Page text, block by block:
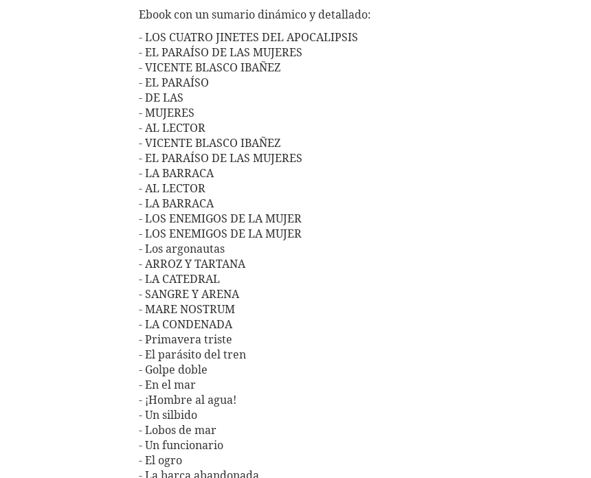
Ebook con un sumario dinámico y detallado:
- LOS CUATRO JINETES DEL APOCALIPSIS
- EL PARAÍSO DE LAS MUJERES
- VICENTE BLASCO IBAÑEZ
- EL PARAÍSO
- DE LAS
- MUJERES
- AL LECTOR
- VICENTE BLASCO IBAÑEZ
- EL PARAÍSO DE LAS MUJERES
- LA BARRACA
- AL LECTOR
- LA BARRACA
- LOS ENEMIGOS DE LA MUJER
- LOS ENEMIGOS DE LA MUJER
- Los argonautas
- ARROZ Y TARTANA
- LA CATEDRAL
- SANGRE Y ARENA
- MARE NOSTRUM
- LA CONDENADA
- Primavera triste
- El parásito del tren
- Golpe doble
- En el mar
- ¡Hombre al agua!
- Un silbido
- Lobos de mar
- Un funcionario
- El ogro